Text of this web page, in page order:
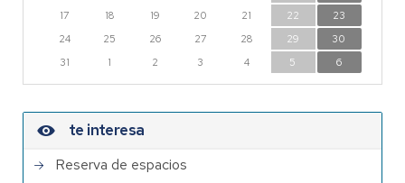
17
18 19 20 21 22
23
24
25 26 27 28 29
30
31
1 2 3 4 5 6
te interesa
Reserva de espacios